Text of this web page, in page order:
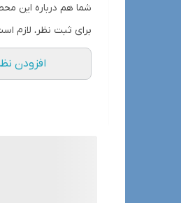
شما هم درباره این
برای ثبت نظر، لازم
افزودن